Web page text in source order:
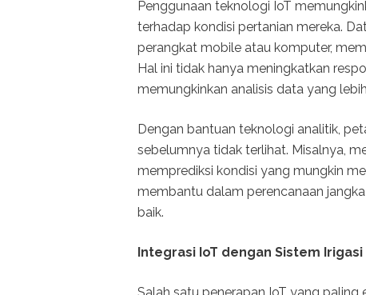
Penggunaan teknologi IoT
terhadap kondisi pertanian mereka.
perangkat mobile atau komputer,
Hal ini tidak hanya meningkatkan
memungkinkan analisis data yang
Dengan bantuan teknologi analitik,
sebelumnya tidak terlihat. Misalnya,
memprediksi kondisi yang mungkin
membantu dalam perencanaan
baik.
Integrasi IoT dengan Sistem Irigasi